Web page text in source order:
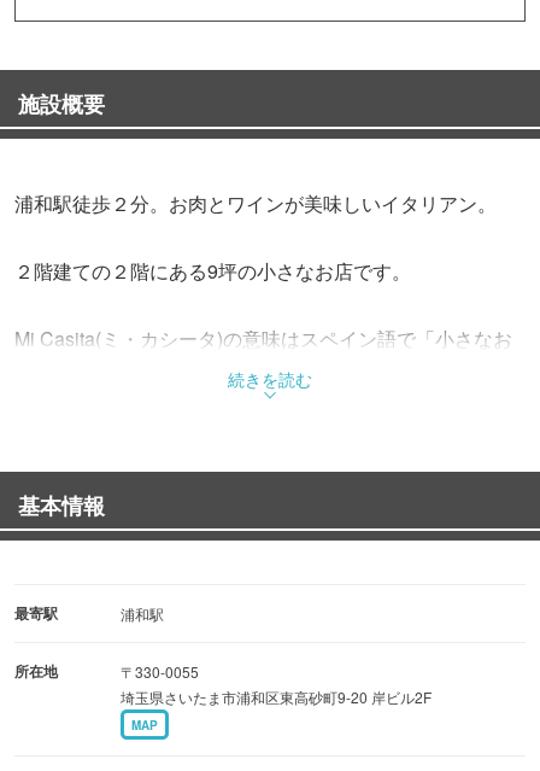
施設概要
浦和駅徒歩２分。お肉とワインが美味しいイタリアン。
２階建ての２階にある9坪の小さなお店です。
Mi Casita(ミ・カシータ)の意味はスペイン語で「小さなお
単品のお肉メニューはおひとり様用もご用意しておりま
す。
お誕生日、記念日、接待、はもちろん普段使いにもお使い
お客様にとっても居心地が良く、気軽に入れる第2の「小
さなお家」になりますように
続きを読む
基本情報
最寄駅 浦和駅
所在地
〒330-0055
埼玉県さいたま市浦和区東高砂町9-20 岸ビル2F
MAP